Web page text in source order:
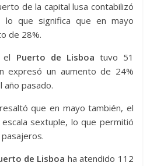
de la capital lusa contabilizó
lo que significa que en mayo
de 28%.
el Puerto de Lisboa tuvo 51
expresó un aumento de 24%
año pasado.
que en mayo también, el
sextuple, lo que permitió
de Lisboa ha atendido 112